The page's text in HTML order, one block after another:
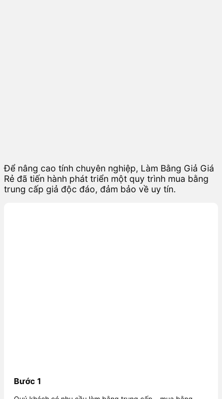
Để nâng cao tính chuyên nghiệp, Làm Bằng Giả Giá
Rẻ đã tiến hành phát triển một quy trình mua bằng
trung cấp giả độc đáo, đảm bảo về uy tín.
Bước 1